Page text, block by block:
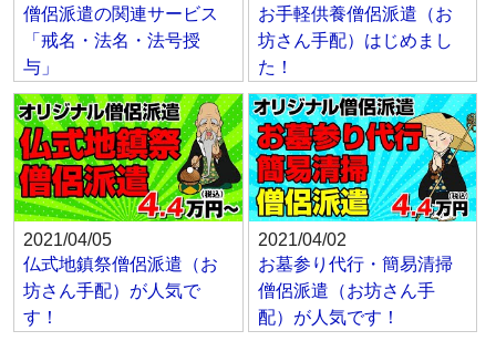
僧侶派遣の関連サービス
「戒名・法名・法号授
与」
お手軽供養僧侶派遣（お
坊さん手配）はじめまし
た！
2021/04/05
仏式地鎮祭僧侶派遣（お
坊さん手配）が人気で
す！
2021/04/02
お墓参り代行・簡易清掃
僧侶派遣（お坊さん手
配）が人気です！